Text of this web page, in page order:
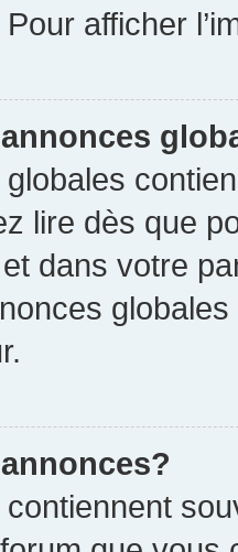
afficher
lire dès que
dans votre